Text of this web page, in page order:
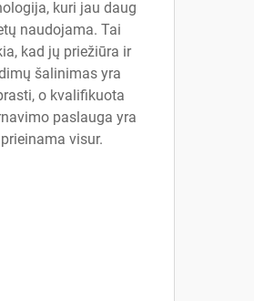
kuri jau daug
naudojama. Tai
kad jų priežiūra ir
šalinimas yra
o kvalifikuota
paslauga yra
prieinama visur.